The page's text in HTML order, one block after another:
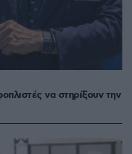
να στηρίξουν την